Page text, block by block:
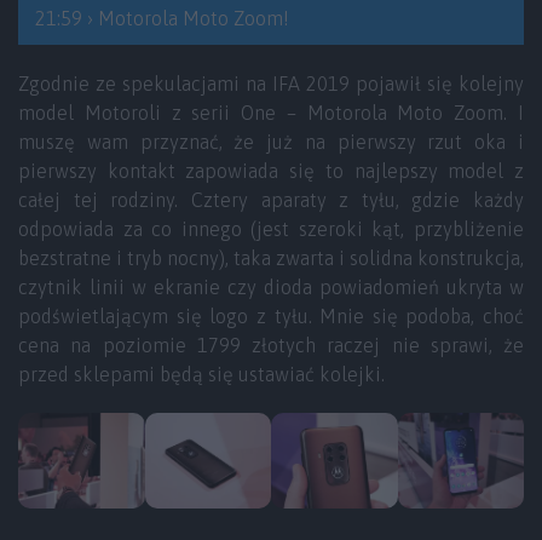
21:59 › Motorola Moto Zoom!
Zgodnie ze spekulacjami na IFA 2019 pojawił się kolejny
model Motoroli z serii One – Motorola Moto Zoom. I
muszę wam przyznać, że już na pierwszy rzut oka i
pierwszy kontakt zapowiada się to najlepszy model z
całej tej rodziny. Cztery aparaty z tyłu, gdzie każdy
odpowiada za co innego (jest szeroki kąt, przybliżenie
bezstratne i tryb nocny), taka zwarta i solidna konstrukcja,
czytnik linii w ekranie czy dioda powiadomień ukryta w
podświetlającym się logo z tyłu. Mnie się podoba, choć
cena na poziomie 1799 złotych raczej nie sprawi, że
przed sklepami będą się ustawiać kolejki.